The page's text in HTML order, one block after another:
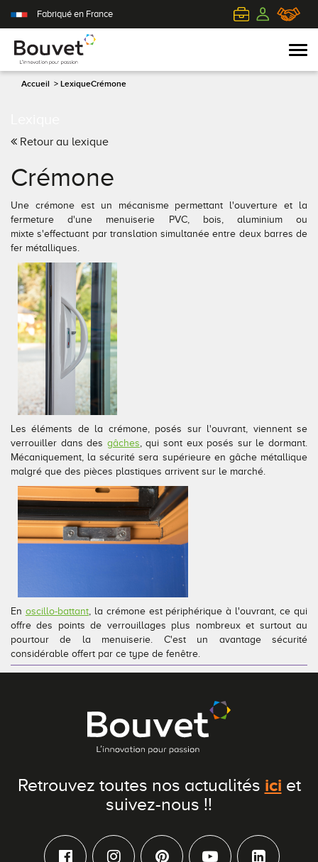
Fabriqué en France
Accueil > LexiqueCrémone
Retour au lexique
Crémone
Une crémone est un mécanisme permettant l'ouverture et la
fermeture d'une menuiserie PVC, bois, aluminium ou
mixte s'effectuant par translation simultanée entre deux barres de
fer métalliques.
Les éléments de la crémone, posés sur l'ouvrant, viennent se
verrouiller dans des gâches, qui sont eux posés sur le dormant.
Mécaniquement, la sécurité sera supérieure en gâche métallique
malgré que des pièces plastiques arrivent sur le marché.
En oscillo-battant, la crémone est périphérique à l'ouvrant, ce qui
offre des points de verrouillages plus nombreux et surtout au
pourtour de la menuiserie. C'est un avantage sécurité
considérable offert par ce type de fenêtre.
Retrouvez toutes nos actualités ici et
suivez-nous !!
Bois
Nos portes-fenêtres
Toutes nos fenêtres
Conseils pour choisir
Demander un devis
Télécharger le catalogue
Tous nos volets
Conseils pour choisir
Demander un devis
Tous nos accessoires volets roulants
Tous nos accessoires volets battants
Télécharger le catalogue
PVC
Toutes nos portes d'entrée
Contemporaine
Classique
Accessoires
Conseils pour choisir
Demander un devis
Télécharger le catalogue
L'efficience industrielle
Le respect de l'environnement